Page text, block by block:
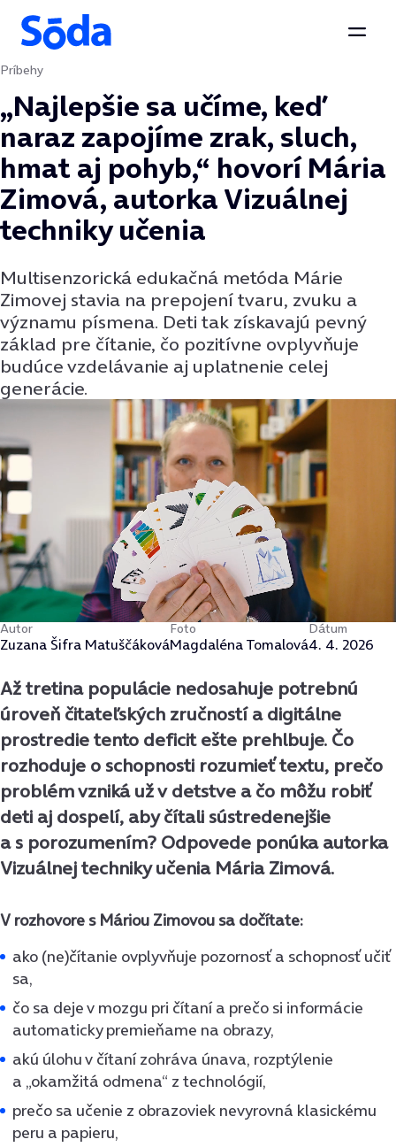
Preskočiť na obsah
Príbehy
„Najlepšie sa učíme, keď
naraz zapojíme zrak, sluch,
hmat aj pohyb,“ hovorí Mária
Zimová, autorka Vizuálnej
techniky učenia
Multisenzorická edukačná metóda Márie
Zimovej stavia na prepojení tvaru, zvuku a
významu písmena. Deti tak získavajú pevný
základ pre čítanie, čo pozitívne ovplyvňuje
budúce vzdelávanie aj uplatnenie celej
generácie.
Autor
Zuzana Šifra Matuščáková
Foto
Magdaléna Tomalová
Dátum
4. 4. 2026
Až tretina populácie nedosahuje potrebnú
úroveň čitateľských zručností a digitálne
prostredie tento deficit ešte prehlbuje. Čo
rozhoduje o schopnosti rozumieť textu, prečo
problém vzniká už v detstve a čo môžu robiť
deti aj dospelí, aby čítali sústredenejšie
a s porozumením? Odpovede ponúka autorka
Vizuálnej techniky učenia Mária Zimová.
V rozhovore s Máriou Zimovou sa dočítate:
ako (ne)čítanie ovplyvňuje pozornosť a schopnosť učiť
sa,
čo sa deje v mozgu pri čítaní a prečo si informácie
automaticky premieňame na obrazy,
akú úlohu v čítaní zohráva únava, rozptýlenie
a „okamžitá odmena“ z technológií,
prečo sa učenie z obrazoviek nevyrovná klasickému
peru a papieru,